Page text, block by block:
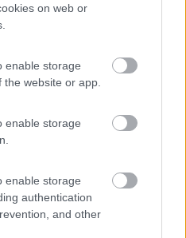
on web or
enable storage
website or app.
enable storage
enable storage
authentication
and other